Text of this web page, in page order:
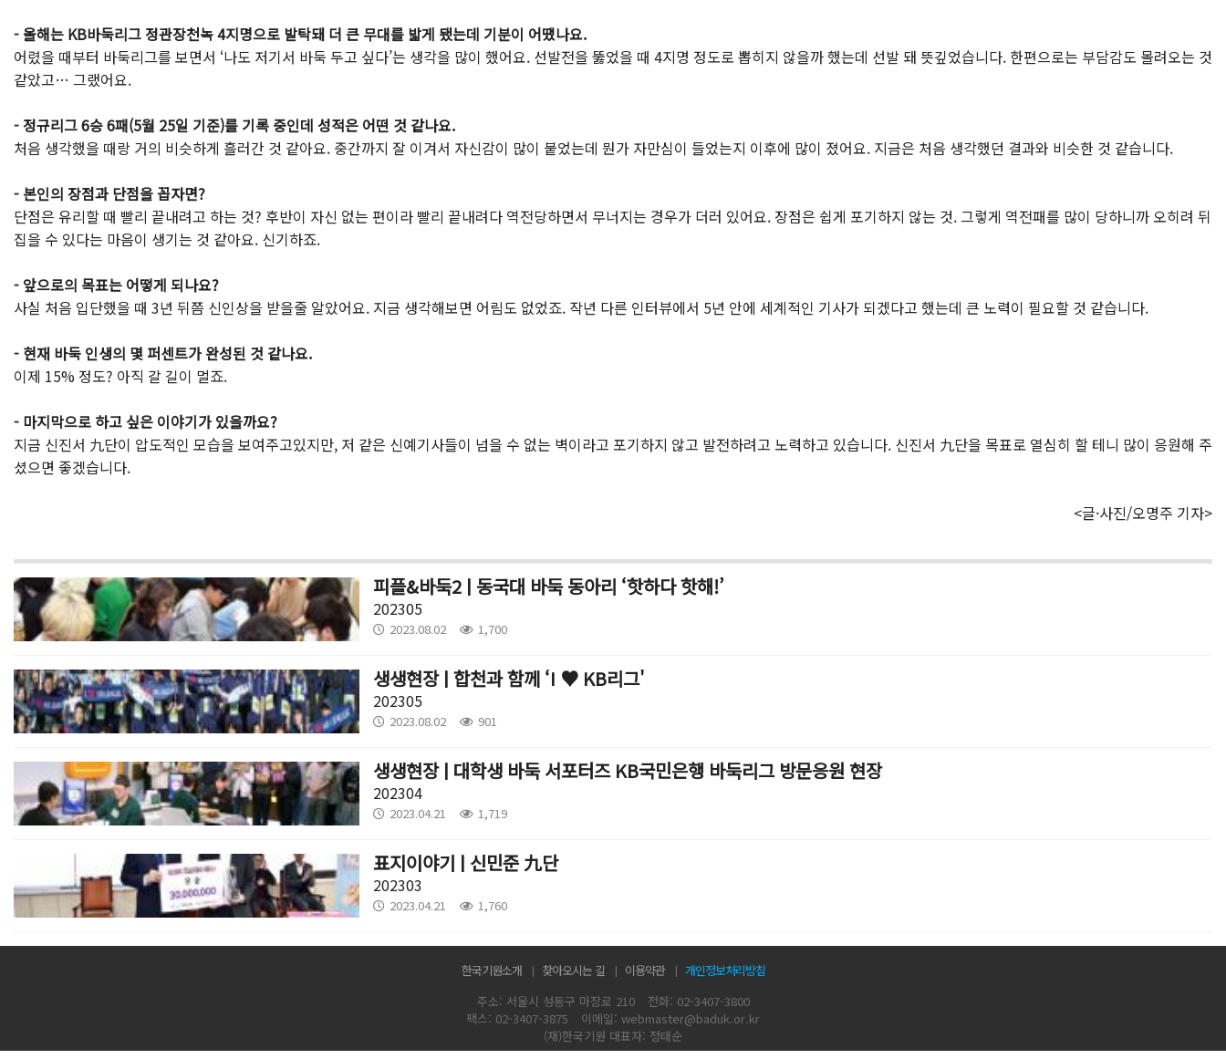
- 올해는 KB바둑리그 정관장천녹 4지명으로 발탁돼 더 큰 무대를 밟게 됐는데 기분이 어땠나요.
어렸을 때부터 바둑리그를 보면서 ‘나도 저기서 바둑 두고 싶다’는 생각을 많이 했어요. 선발전을 뚫었을 때 4지명 정도로 뽑히지 않을까 했는데 선발 돼 뜻깊었습니다. 한편으로는 부담감도 몰려오는 것
같았고… 그랬어요.
- 정규리그 6승 6패(5월 25일 기준)를 기록 중인데 성적은 어떤 것 같나요.
처음 생각했을 때랑 거의 비슷하게 흘러간 것 같아요. 중간까지 잘 이겨서 자신감이 많이 붙었는데 뭔가 자만심이 들었는지 이후에 많이 졌어요. 지금은 처음 생각했던 결과와 비슷한 것 같습니다.
- 본인의 장점과 단점을 꼽자면?
단점은 유리할 때 빨리 끝내려고 하는 것? 후반이 자신 없는 편이라 빨리 끝내려다 역전당하면서 무너지는 경우가 더러 있어요. 장점은 쉽게 포기하지 않는 것. 그렇게 역전패를 많이 당하니까 오히려 뒤
집을 수 있다는 마음이 생기는 것 같아요. 신기하죠.
- 앞으로의 목표는 어떻게 되나요?
사실 처음 입단했을 때 3년 뒤쯤 신인상을 받을줄 알았어요. 지금 생각해보면 어림도 없었죠. 작년 다른 인터뷰에서 5년 안에 세계적인 기사가 되겠다고 했는데 큰 노력이 필요할 것 같습니다.
- 현재 바둑 인생의 몇 퍼센트가 완성된 것 같나요.
이제 15% 정도? 아직 갈 길이 멀죠.
- 마지막으로 하고 싶은 이야기가 있을까요?
지금 신진서 九단이 압도적인 모습을 보여주고있지만, 저 같은 신예기사들이 넘을 수 없는 벽이라고 포기하지 않고 발전하려고 노력하고 있습니다. 신진서 九단을 목표로 열심히 할 테니 많이 응원해 주
셨으면 좋겠습니다.
<글·사진/오명주 기자>
피플&바둑2 | 동국대 바둑 동아리 ‘핫하다 핫해!’
202305
2023.08.02 1,700
생생현장 | 합천과 함께 ‘I ♥ KB리그'
202305
2023.08.02 901
생생현장 | 대학생 바둑 서포터즈 KB국민은행 바둑리그 방문응원 현장
202304
2023.04.21 1,719
표지이야기 | 신민준 九단
202303
2023.04.21 1,760
한국기원소개 찾아오시는 길 이용약관
개인정보처리방침
주소: 서울시 성동구 마장로 210
전화: 02-3407-3800
팩스: 02-3407-3875
이메일: webmaster@baduk.or.kr
(재)한국기원 대표자: 정태순